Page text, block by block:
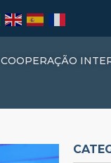
COOPERAÇÃO